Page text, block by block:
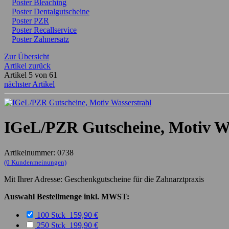
Poster Bleaching
Poster Dentalgutscheine
Poster PZR
Poster Recallservice
Poster Zahnersatz
Zur Übersicht
Artikel zurück
Artikel 5 von 61
nächster Artikel
IGeL/PZR Gutscheine, Motiv
Artikelnummer: 0738
(0 Kundenmeinungen)
Mit Ihrer Adresse: Geschenkgutscheine für die Zahnarztpraxis
Auswahl Bestellmenge inkl. MWST:
100 Stck 159,90 €
250 Stck 199,90 €